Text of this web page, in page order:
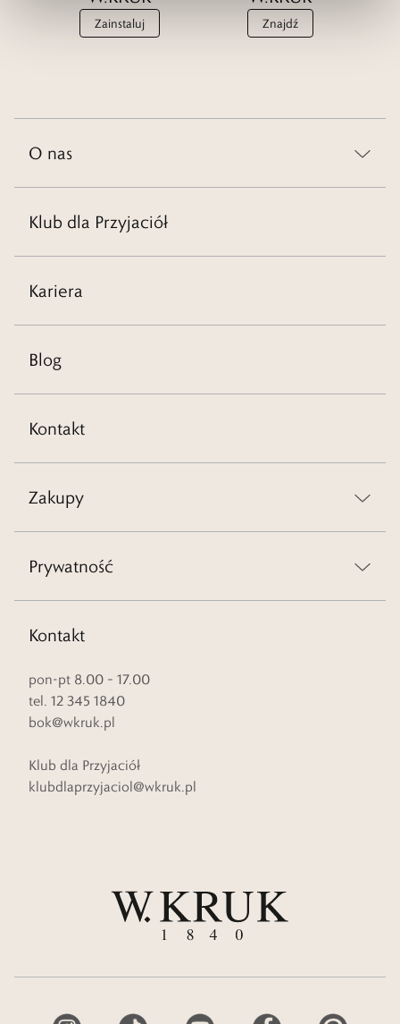
Zainstaluj Znajdź
O nas
Klub dla Przyjaciół
Kariera
Blog
Kontakt
Zakupy
Prywatność
Kontakt
pon-pt 8.00 – 17.00
tel. 12 345 1840
bok@wkruk.pl
Klub dla Przyjaciół
klubdlaprzyjaciol@wkruk.pl